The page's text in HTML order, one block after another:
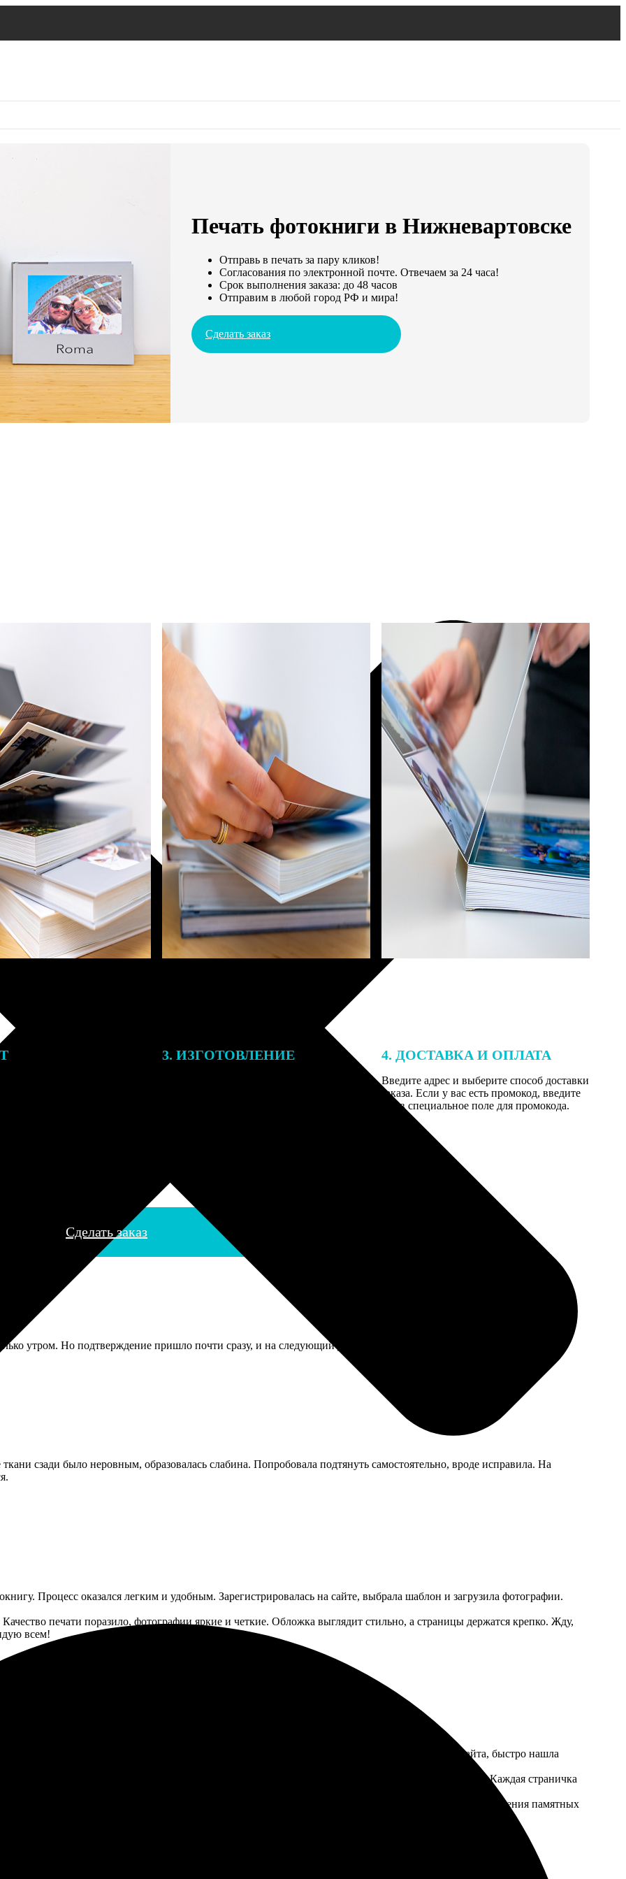
Печать фотокниги в Нижневартовске
Отправь в печать за пару кликов!
Согласования по электронной почте. Отвечаем за 24 часа!
Срок выполнения заказа: до 48 часов
Отправим в любой город РФ и мира!
Сделать заказ
заказа к печати
могут связаться с Вами
3. ИЗГОТОВЛЕНИЕ 4. ДОСТАВКА И ОПЛАТА
Введите адрес и выберите способ доставки
заказа. Если у вас есть промокод, введите
его в специальное поле для промокода.
Сделать заказ
утром. Но подтверждение пришло почти сразу, и на следующий день уже отправили, приятно удивила скорость.
сзади было неровным, образовалась слабина. Попробовала подтянуть самостоятельно, вроде исправила. На
Процесс оказался легким и удобным. Зарегистрировалась на сайте, выбрала шаблон и загрузила фотографии.
печати поразило, фотографии яркие и четкие. Обложка выглядит стильно, а страницы держатся крепко. Жду,
всем!
Пользоваться сервисом оказалось просто и удобно. Интуитивно понятный интерфейс сайта, быстро нашла
и выбрать формат.
Заказ пришел в оговоренные сроки, и я была приятно удивлена качеством печати и переплета. Каждая страничка
своего дела.
превосходили все ожидания. Обязательно вернусь снова, ведь это замечательное решение для сохранения памятных